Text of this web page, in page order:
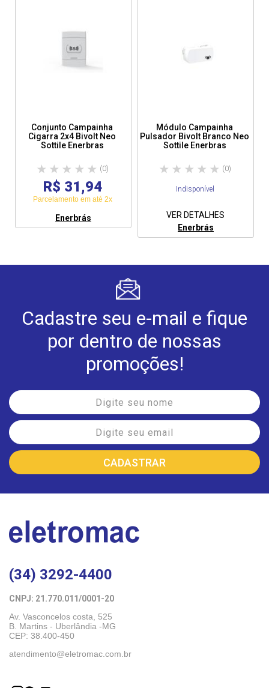
Conjunto Campainha
Cigarra 2x4 Bivolt Neo
Sottile Enerbras
(0)
R$ 31,94
Parcelamento em até 2x
Enerbrás
Módulo Campainha
Pulsador Bivolt Branco Neo
Sottile Enerbras
(0)
Indisponível
VER DETALHES
Enerbrás
Cadastre seu e-mail e fique
por dentro de nossas
promoções!
(34) 3292-4400
CNPJ: 21.770.011/0001-20
Av. Vasconcelos costa, 525
B. Martins - Uberlândia -MG
CEP: 38.400-450
atendimento@eletromac.com.br